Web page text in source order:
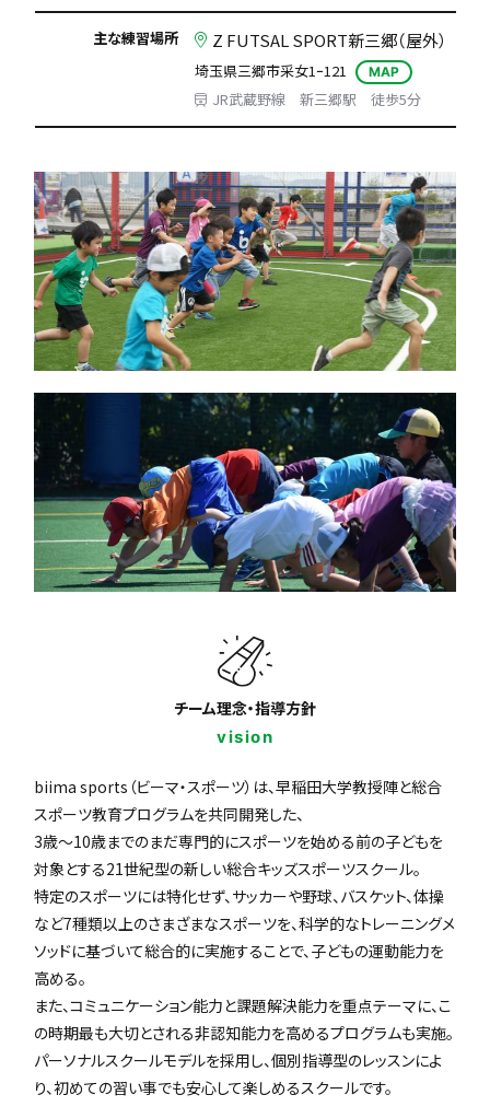
主な練習場所 Z FUTSAL SPORT新三郷（屋外）
埼玉県三郷市采女1ｰ121 MAP
JR武蔵野線 新三郷駅 徒歩5分
チーム理念・指導方針
vision
biima sports（ビーマ・スポーツ）は、早稲田大学教授陣と総合
スポーツ教育プログラムを共同開発した、
3歳〜10歳までのまだ専門的にスポーツを始める前の子どもを
対象とする21世紀型の新しい総合キッズスポーツスクール。
特定のスポーツには特化せず、サッカーや野球、バスケット、体操
など7種類以上のさまざまなスポーツを、科学的なトレーニングメ
ソッドに基づいて総合的に実施することで、子どもの運動能力を
高める。
また、コミュニケーション能力と課題解決能力を重点テーマに、こ
の時期最も大切とされる非認知能力を高めるプログラムも実施。
パーソナルスクールモデルを採用し、個別指導型のレッスンによ
り、初めての習い事でも安心して楽しめるスクールです。